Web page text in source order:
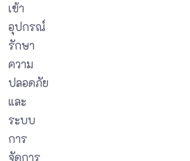
เข้า
อุปกรณ์
รักษา
ความ
ปลอดภัย
และ
ระบบ
การ
จัดการ